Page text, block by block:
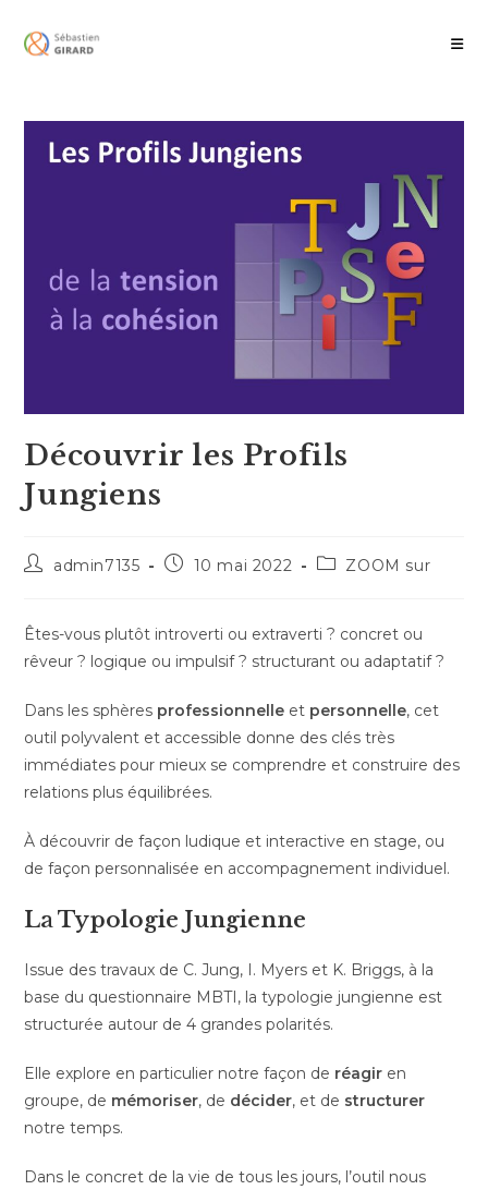
Découvrir les Profils
Jungiens
Auteur/autrice
publication :
admin7135
Publication
10 mai 2022
PostZOOM sur
Êtes-vous plutôt introverti ou extraverti ? concret ou
rêveur ? logique ou impulsif ? structurant ou adaptatif ?
Dans les sphères professionnelle et personnelle, cet
outil polyvalent et accessible donne des clés très
immédiates pour mieux se comprendre et construire des
relations plus équilibrées.
À découvrir de façon ludique et interactive en stage, ou
de façon personnalisée en accompagnement individuel.
La Typologie Jungienne
Issue des travaux de C. Jung, I. Myers et K. Briggs, à la
base du questionnaire MBTI, la typologie jungienne est
structurée autour de 4 grandes polarités.
Elle explore en particulier notre façon de réagir en
groupe, de mémoriser, de décider, et de structurer
notre temps.
Dans le concret de la vie de tous les jours, l’outil nous